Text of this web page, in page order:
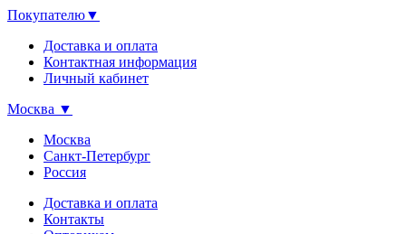
Покупателю▼
Доставка и оплата
Контактная информация
Личный кабинет
Москва ▼
Москва
Санкт-Петербург
Россия
Доставка и оплата
Контакты